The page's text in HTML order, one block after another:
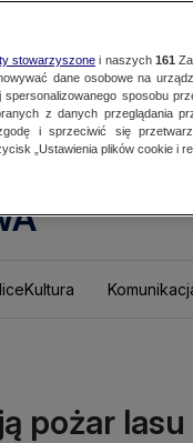
Kultura
pożar
stowarzyszonei naszych 161
dane osobowe na
sposobu
z danych przeglądania
i sprzeciwić się
„Ustawienia plików cookie i